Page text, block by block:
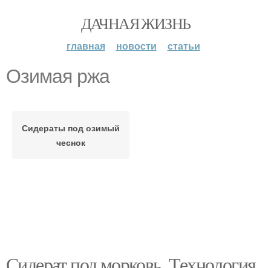
ДАЧНАЯ ЖИЗНЬ
главная новости статьи
Озимая ржа
Сидераты под озимый
чеснок